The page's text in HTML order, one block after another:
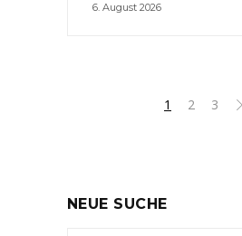
6. August 2026
1 2 3
NEUE SUCHE